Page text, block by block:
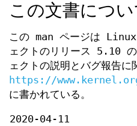
この文書につい
この man ページは Linux
ェクトのリリース 5.10 の
ェクトの説明とバグ報告に
https://
に書かれている。
2020-04-11